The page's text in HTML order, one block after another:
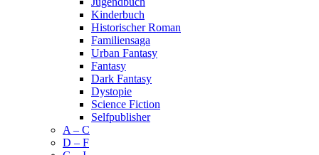
Kinderbuch
Historischer Roman
Familiensaga
Urban Fantasy
Fantasy
Dark Fantasy
Dystopie
Science Fiction
Selfpublisher
A – C
D – F